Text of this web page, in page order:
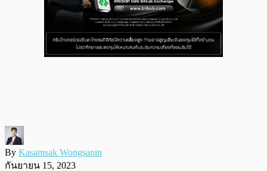
By Kasamsak Wongsanin
กันยายน 15, 2023